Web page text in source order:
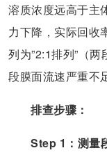
溶质浓度远高于主
力下降，实际回收
列为”2:1排列”（
段膜面流速严重不
排查步骤：
Step 1：测量